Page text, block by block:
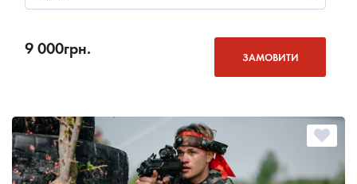
9 000грн. ЗАМОВИТИ